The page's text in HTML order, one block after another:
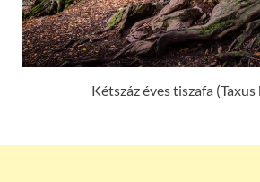
Kétszáz éves tiszafa (Taxus